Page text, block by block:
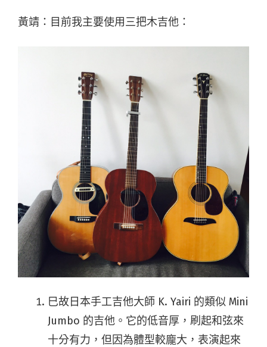
黃靖：目前我主要使用三把木吉他：
巳故日本手工吉他大師 K. Yairi 的類似 Mini
Jumbo 的吉他。它的低音厚，刷起和弦來
十分有力，但因為體型較龐大，表演起來